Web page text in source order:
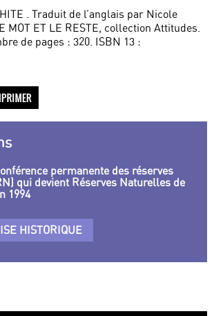
. Traduit de l’anglais par Nicole
MOT ET LE RESTE, collection Attitudes.
de pages : 320. ISBN 13 :
permanente des réserves
qui devient Réserves Naturelles de
1994
HISTORIQUE